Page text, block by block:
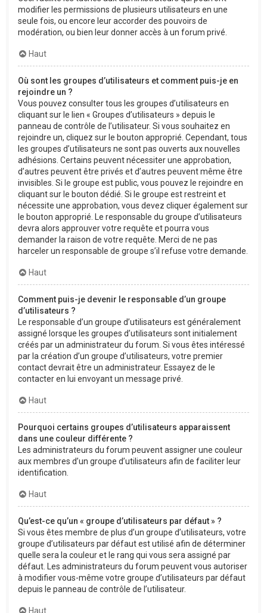
modifier les permissions de plusieurs utilisateurs en une
seule fois, ou encore leur accorder des pouvoirs de
modération, ou bien leur donner accès à un forum privé.
Haut
Où sont les groupes d’utilisateurs et comment puis-je en
rejoindre un ?
Vous pouvez consulter tous les groupes d’utilisateurs en
cliquant sur le lien « Groupes d’utilisateurs » depuis le
panneau de contrôle de l’utilisateur. Si vous souhaitez en
rejoindre un, cliquez sur le bouton approprié. Cependant, tous
les groupes d’utilisateurs ne sont pas ouverts aux nouvelles
adhésions. Certains peuvent nécessiter une approbation,
d’autres peuvent être privés et d’autres peuvent même être
invisibles. Si le groupe est public, vous pouvez le rejoindre en
cliquant sur le bouton dédié. Si le groupe est restreint et
nécessite une approbation, vous devez cliquer également sur
le bouton approprié. Le responsable du groupe d’utilisateurs
devra alors approuver votre requête et pourra vous
demander la raison de votre requête. Merci de ne pas
harceler un responsable de groupe s’il refuse votre demande.
Haut
Comment puis-je devenir le responsable d’un groupe
d’utilisateurs ?
Le responsable d’un groupe d’utilisateurs est généralement
assigné lorsque les groupes d’utilisateurs sont initialement
créés par un administrateur du forum. Si vous êtes intéressé
par la création d’un groupe d’utilisateurs, votre premier
contact devrait être un administrateur. Essayez de le
contacter en lui envoyant un message privé.
Haut
Pourquoi certains groupes d’utilisateurs apparaissent
dans une couleur différente ?
Les administrateurs du forum peuvent assigner une couleur
aux membres d’un groupe d’utilisateurs afin de faciliter leur
identification.
Haut
Qu’est-ce qu’un « groupe d’utilisateurs par défaut » ?
Si vous êtes membre de plus d’un groupe d’utilisateurs, votre
groupe d’utilisateurs par défaut est utilisé afin de déterminer
quelle sera la couleur et le rang qui vous sera assigné par
défaut. Les administrateurs du forum peuvent vous autoriser
à modifier vous-même votre groupe d’utilisateurs par défaut
depuis le panneau de contrôle de l’utilisateur.
Haut